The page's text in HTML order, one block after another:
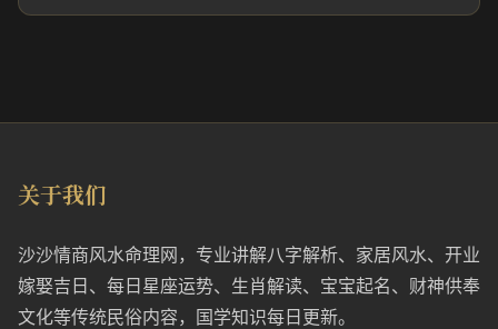
关于我们
沙沙情商风水命理网，专业讲解八字解析、家居风水、开业
嫁娶吉日、每日星座运势、生肖解读、宝宝起名、财神供奉
文化等传统民俗内容，国学知识每日更新。